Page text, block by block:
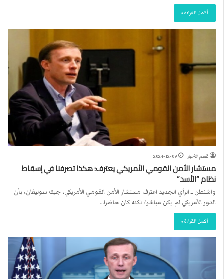
أكمل القراءة »
قسم الأخبار 2024-12-09
مستشار الأمن القومي الأمريكي يعترف: هكذا تصرفنا في إسقاط
نظام “الأسد”
واشنطن ــ الرأي الجديد اعترف مستشار الأمن القومي الأمريكي، جيك سوليفان، بأن
الدور الأمريكي لم يكن مباشرا، لكنه كان حاضرا…
أكمل القراءة »